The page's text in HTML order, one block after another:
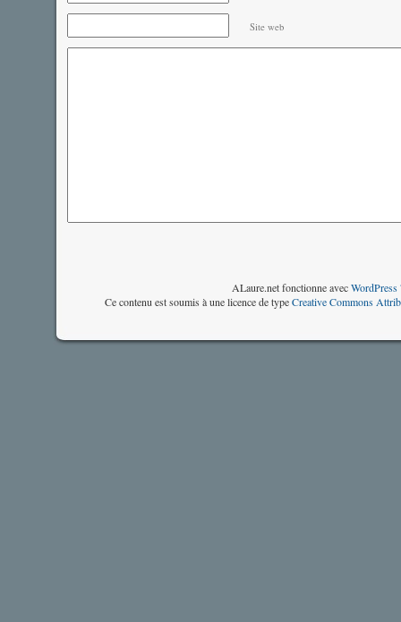
Site web
ALaure.net fonctionne avecWordPress
Ce contenu est soumis à une licence de typeCreative Commons